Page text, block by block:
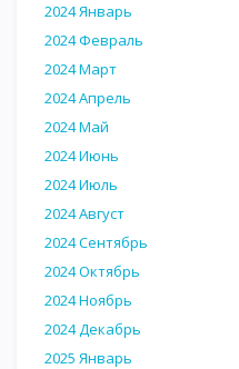
2024 Январь
2024 Февраль
2024 Март
2024 Апрель
2024 Май
2024 Июнь
2024 Июль
2024 Август
2024 Сентябрь
2024 Октябрь
2024 Ноябрь
2024 Декабрь
2025 Январь